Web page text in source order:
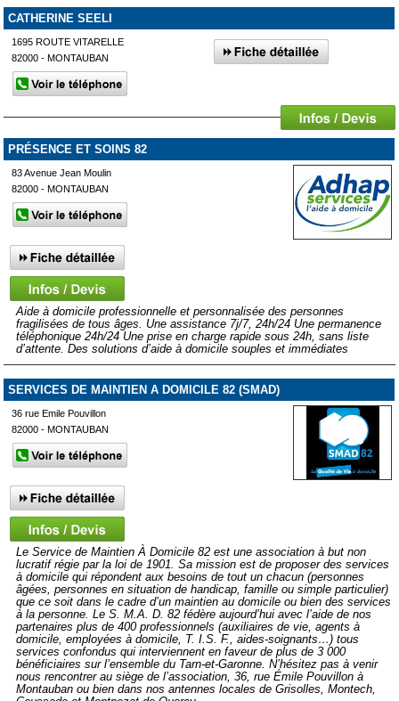
CATHERINE SEELI
1695 ROUTE VITARELLE
82000 - MONTAUBAN
PRÉSENCE ET SOINS 82
83 Avenue Jean Moulin
82000 - MONTAUBAN
Aide à domicile professionnelle et personnalisée des personnes
fragilisées de tous âges. Une assistance 7j/7, 24h/24 Une permanence
téléphonique 24h/24 Une prise en charge rapide sous 24h, sans liste
d’attente. Des solutions d’aide à domicile souples et immédiates
SERVICES DE MAINTIEN A DOMICILE 82 (SMAD)
36 rue Emile Pouvillon
82000 - MONTAUBAN
Le Service de Maintien À Domicile 82 est une association à but non
lucratif régie par la loi de 1901. Sa mission est de proposer des services
à domicile qui répondent aux besoins de tout un chacun (personnes
âgées, personnes en situation de handicap, famille ou simple particulier)
que ce soit dans le cadre d’un maintien au domicile ou bien des services
à la personne. Le S. M.A. D. 82 fédère aujourd’hui avec l’aide de nos
partenaires plus de 400 professionnels (auxiliaires de vie, agents à
domicile, employées à domicile, T. I.S. F., aides-soignants…) tous
services confondus qui interviennent en faveur de plus de 3 000
bénéficiaires sur l’ensemble du Tarn-et-Garonne. N’hésitez pas à venir
nous rencontrer au siège de l’association, 36, rue Émile Pouvillon à
Montauban ou bien dans nos antennes locales de Grisolles, Montech,